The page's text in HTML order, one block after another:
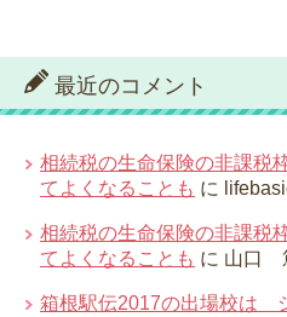
最近のコメント
相続税の生命保険の非課税
てよくなることも に
相続税の生命保険の非課税
てよくなることも に 山口
箱根駅伝2017の出場校は